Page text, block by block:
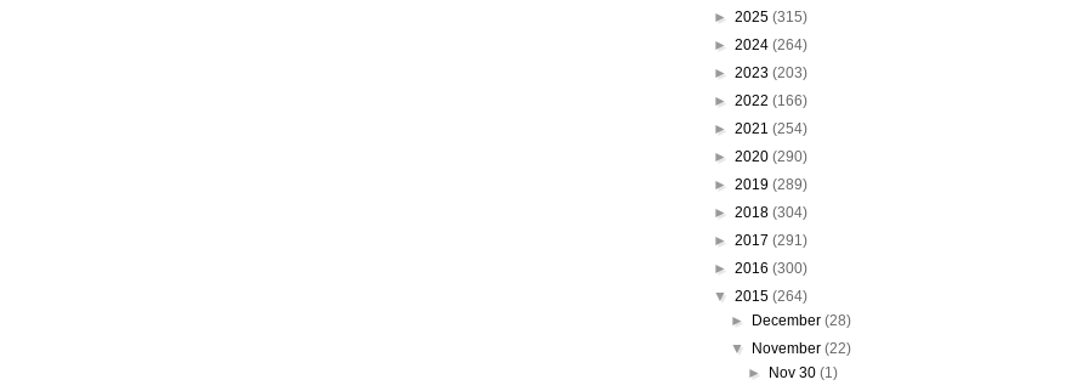
► 2025 (315)
► 2024 (264)
► 2023 (203)
► 2022 (166)
► 2021 (254)
► 2020 (290)
► 2019 (289)
► 2018 (304)
► 2017 (291)
► 2016 (300)
▼ 2015 (264)
►
December (28)
▼
November (22)
►
Nov 30(1)